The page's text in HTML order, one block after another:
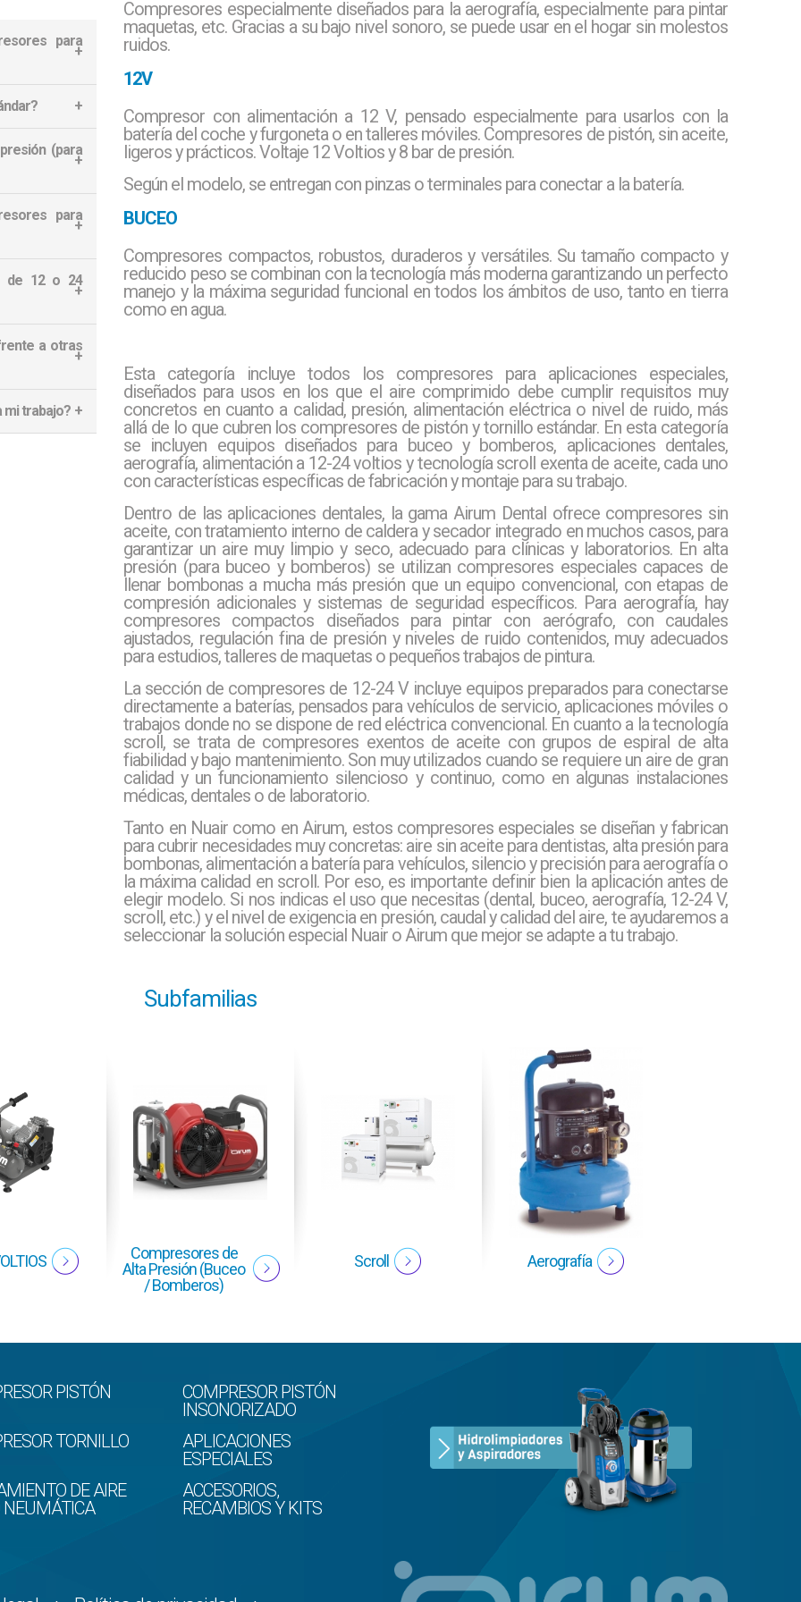
para
compresores
modelos para
exentos de
entrar en
no utilizan
y filtración
(para
muy
seguridad
una presión de
para
retoques
ajustados,
por lo que se
de 12 o 24
o sin red
o
se conectan
a otras
compresión,
en entornos
trabajo?
Compresores especialmente diseñados para la aerografía, especialmente para pintar
maquetas, etc. Gracias a su bajo nivel sonoro, se puede usar en el hogar sin molestos
ruidos.
12V
Compresor con alimentación a 12 V, pensado especialmente para usarlos con la
batería del coche y furgoneta o en talleres móviles. Compresores de pistón, sin aceite,
ligeros y prácticos. Voltaje 12 Voltios y 8 bar de presión.
Según el modelo, se entregan con pinzas o terminales para conectar a la batería.
BUCEO
Compresores compactos, robustos, duraderos y versátiles. Su tamaño compacto y
reducido peso se combinan con la tecnología más moderna garantizando un perfecto
manejo y la máxima seguridad funcional en todos los ámbitos de uso, tanto en tierra
como en agua.
Esta categoría incluye todos los compresores para aplicaciones especiales,
diseñados para usos en los que el aire comprimido debe cumplir requisitos muy
concretos en cuanto a calidad, presión, alimentación eléctrica o nivel de ruido, más
allá de lo que cubren los compresores de pistón y tornillo estándar. En esta categoría
se incluyen equipos diseñados para buceo y bomberos, aplicaciones dentales,
aerografía, alimentación a 12-24 voltios y tecnología scroll exenta de aceite, cada uno
con características específicas de fabricación y montaje para su trabajo.
Dentro de las aplicaciones dentales, la gama Airum Dental ofrece compresores sin
aceite, con tratamiento interno de caldera y secador integrado en muchos casos, para
garantizar un aire muy limpio y seco, adecuado para clínicas y laboratorios. En alta
presión (para buceo y bomberos) se utilizan compresores especiales capaces de
llenar bombonas a mucha más presión que un equipo convencional, con etapas de
compresión adicionales y sistemas de seguridad específicos. Para aerografía, hay
compresores compactos diseñados para pintar con aerógrafo, con caudales
ajustados, regulación fina de presión y niveles de ruido contenidos, muy adecuados
para estudios, talleres de maquetas o pequeños trabajos de pintura.
La sección de compresores de 12-24 V incluye equipos preparados para conectarse
directamente a baterías, pensados para vehículos de servicio, aplicaciones móviles o
trabajos donde no se dispone de red eléctrica convencional. En cuanto a la tecnología
scroll, se trata de compresores exentos de aceite con grupos de espiral de alta
fiabilidad y bajo mantenimiento. Son muy utilizados cuando se requiere un aire de gran
calidad y un funcionamiento silencioso y continuo, como en algunas instalaciones
médicas, dentales o de laboratorio.
Tanto en Nuair como en Airum, estos compresores especiales se diseñan y fabrican
para cubrir necesidades muy concretas: aire sin aceite para dentistas, alta presión para
bombonas, alimentación a batería para vehículos, silencio y precisión para aerografía o
la máxima calidad en scroll. Por eso, es importante definir bien la aplicación antes de
elegir modelo. Si nos indicas el uso que necesitas (dental, buceo, aerografía, 12-24 V,
scroll, etc.) y el nivel de exigencia en presión, caudal y calidad del aire, te ayudaremos a
seleccionar la solución especial Nuair o Airum que mejor se adapte a tu trabajo.
Subfamilias
Compresores de
Alta Presión (Buceo
/ Bomberos)
Scroll Aerografía
PISTÓN
COMPRESOR PISTÓN
INSONORIZADO
TORNILLO
APLICACIONES
ESPECIALES
DE AIRE
NEUMÁTICA
ACCESORIOS,
RECAMBIOS Y KITS